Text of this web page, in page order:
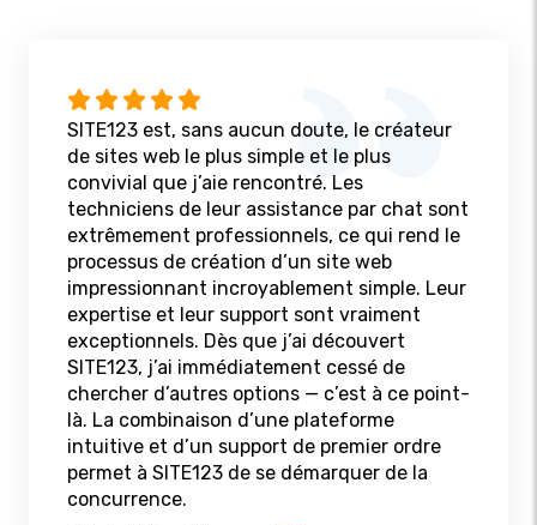
SITE123 est, sans aucun doute, le créateur
de sites web le plus simple et le plus
convivial que j’aie rencontré. Les
techniciens de leur assistance par chat sont
extrêmement professionnels, ce qui rend le
processus de création d’un site web
impressionnant incroyablement simple. Leur
expertise et leur support sont vraiment
exceptionnels. Dès que j’ai découvert
SITE123, j’ai immédiatement cessé de
chercher d’autres options — c’est à ce point-
là. La combinaison d’une plateforme
intuitive et d’un support de premier ordre
permet à SITE123 de se démarquer de la
concurrence.